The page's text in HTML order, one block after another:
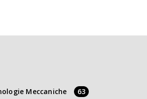
Meccaniche 63